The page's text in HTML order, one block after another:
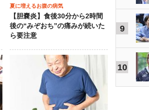
夏に増えるお腹の病気
【胆嚢炎】食後30分から2時間
後の“みぞおち”の痛みが続いた
ら要注意
9
10